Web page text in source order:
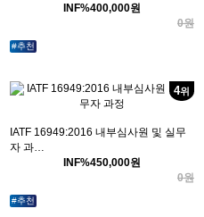
INF%400,000원
0원
#추천
IATF 16949:2016 내부심사원 및 실무
자 과…
INF%450,000원
0원
4위
#추천